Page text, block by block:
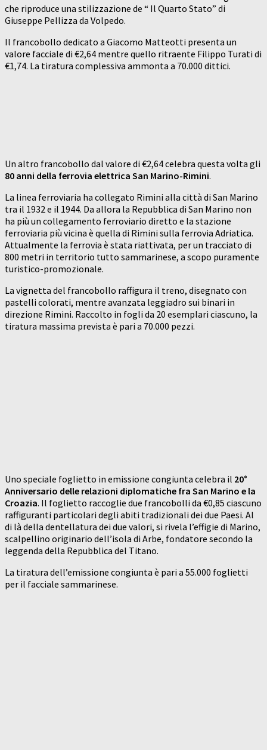
che riproduce una stilizzazione de “ Il Quarto Stato” di
Giuseppe Pellizza da Volpedo.
Il francobollo dedicato a Giacomo Matteotti presenta un
valore facciale di €2,64 mentre quello ritraente Filippo Turati di
€1,74. La tiratura complessiva ammonta a 70.000 dittici.
Un altro francobollo dal valore di €2,64 celebra questa volta gli
80 anni della ferrovia elettrica San Marino-Rimini.
La linea ferroviaria ha collegato Rimini alla città di San Marino
tra il 1932 e il 1944. Da allora la Repubblica di San Marino non
ha più un collegamento ferroviario diretto e la stazione
ferroviaria più vicina è quella di Rimini sulla ferrovia Adriatica.
Attualmente la ferrovia è stata riattivata, per un tracciato di
800 metri in territorio tutto sammarinese, a scopo puramente
turistico-promozionale.
La vignetta del francobollo raffigura il treno, disegnato con
pastelli colorati, mentre avanzata leggiadro sui binari in
direzione Rimini. Raccolto in fogli da 20 esemplari ciascuno, la
tiratura massima prevista è pari a 70.000 pezzi.
Uno speciale foglietto in emissione congiunta celebra il 20°
Anniversario delle relazioni diplomatiche fra San Marino e la
Croazia. Il foglietto raccoglie due francobolli da €0,85 ciascuno
raffiguranti particolari degli abiti tradizionali dei due Paesi. Al
di là della dentellatura dei due valori, si rivela l’effigie di Marino,
scalpellino originario dell’isola di Arbe, fondatore secondo la
leggenda della Repubblica del Titano.
La tiratura dell’emissione congiunta è pari a 55.000 foglietti
per il facciale sammarinese.